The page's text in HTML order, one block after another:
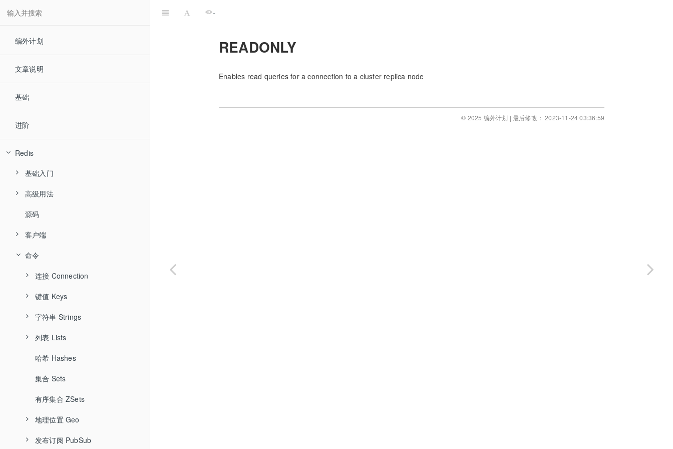
编外计划
文章说明
基础
进阶
Redis
基础入门
数据类型
Hash
Set
ZSet
Bitmap
HyperLogLog
布隆过滤器
发布/订阅
高级用法
发布订阅
Lua脚本
事务
管道
GeoSpatial
持久化
源码
客户端
hiredis
Jedis
spring-data-redis
命令
连接 Connection
auth
client-caching
client-id
client-info
client-kill
client-list
client-getname
client-getredir
键值 Keys
copy
del
dump
exists
expire
expireat
keys
字符串 Strings
append
bitcount
bitfield
bitop
bitpos
decr
列表 Lists
blpop
brpop
brpoplpush
blmove
lindex
哈希 Hashes
集合 Sets
有序集合 ZSets
地理位置 Geo
geoadd
发布订阅 PubSub
-
READONLY
Enables read queries for a connection to a cluster replica node
© 2025 编外计划 | 最后修改： 2023-11-24 03:36:59